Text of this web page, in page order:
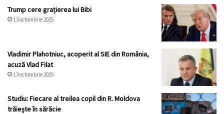
Trump cere grațierea lui Bibi
13 octombrie 2025
Vladimir Plahotniuc, acoperit al SIE din România,
acuză Vlad Filat
13 octombrie 2025
Studiu: Fiecare al treilea copil din R. Moldova
trăiește în sărăcie